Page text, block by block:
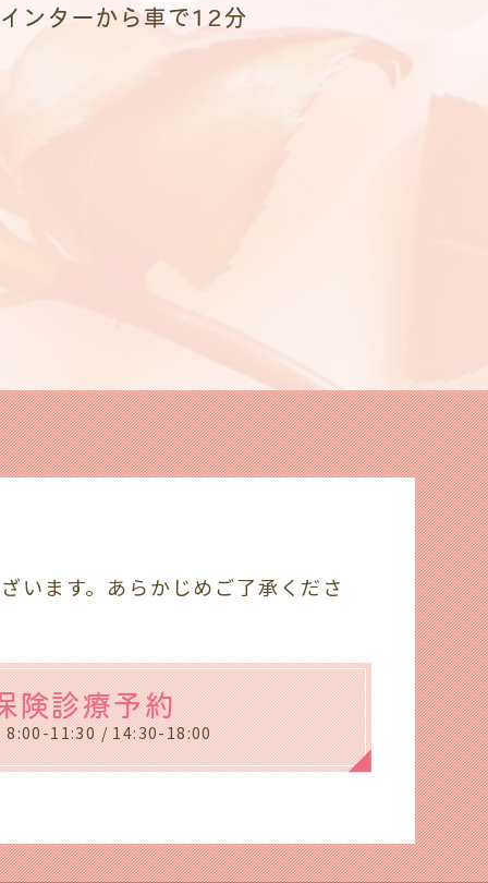
ンターから車で12分
います。あらかじめご了承くださ
険診療予約
8:00-11:30 / 14:30-18:00